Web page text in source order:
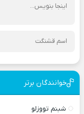
خوانندگان برتر
شبنم تووزلو